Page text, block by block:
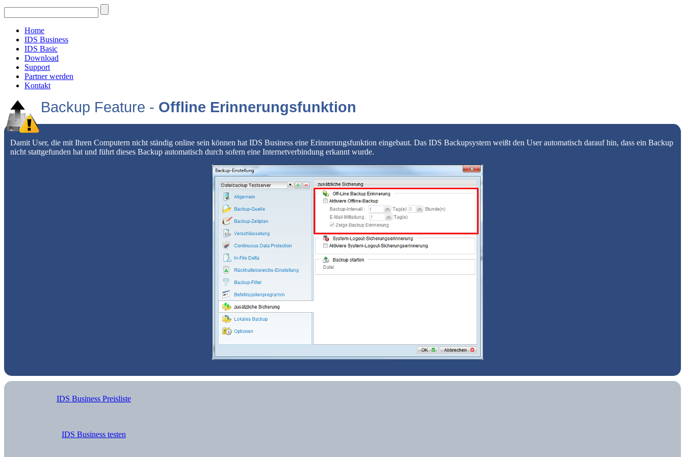
Home
IDS Business
IDS Basic
Download
Support
Partner werden
Kontakt
Backup Feature - Offline Erinnerungsfunktion
Damit User, die mit Ihren Computern nicht ständig online sein können hat IDS Business eine Erinnerungsfunktion eingebaut. Das IDS Backupsystem weißt den User automatisch darauf hin, dass ein Backup
nicht stattgefunden hat und führt dieses Backup automatisch durch sofern eine Internetverbindung erkannt wurde.
IDS Business Preisliste
IDS Business testen